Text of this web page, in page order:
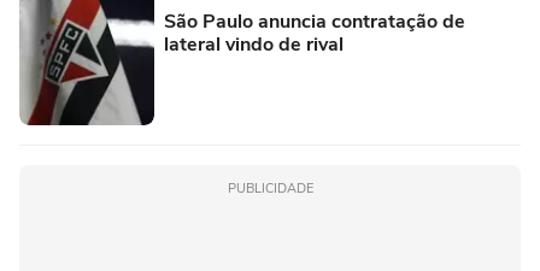
São Paulo anuncia contratação de
lateral vindo de rival
PUBLICIDADE